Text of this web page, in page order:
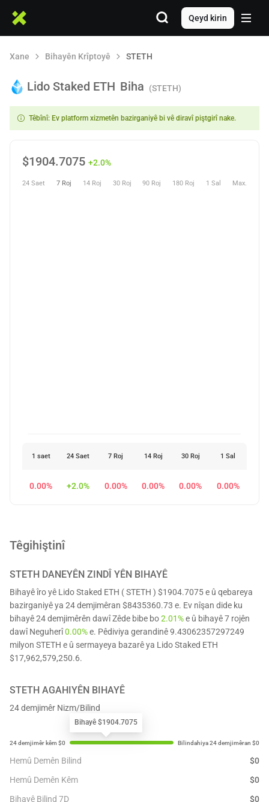
Qeyd kirin
Xane Bihayên Krîptoyê STETH
Lido Staked ETH Biha (STETH)
Têbînî: Ev platform xizmetên bazirganiyê bi vê diravî piştgirî nake.
$1904.7075 +2.0%
24 Saet 7 Roj 14 Roj 30 Roj 90 Roj 180 Roj 1 Sal Max.
1 saet 24 Saet 7 Roj 14 Roj 30 Roj 1 Sal
0.00% +2.0% 0.00% 0.00% 0.00% 0.00%
Têgihiştinî
STETH DANEYÊN ZINDÎ YÊN BIHAYÊ
Bihayê îro yê Lido Staked ETH ( STETH ) $1904.7075 e û qebareya
bazirganiyê ya 24 demjimêran $8435360.73 e. Ev nîşan dide ku
bihayê 24 demjimêrên dawî Zêde bibe bo2.01%e û bihayê 7 rojên
dawî Neguherî0.00%e. Pêdiviya gerandinê 9.43062357297249
milyon STETH e û sermayeya bazarê ya Lido Staked ETH
$17,962,579,250.6.
STETH AGAHIYÊN BIHAYÊ
24 demjimêr Nizm/Bilind
Bihayê $1904.7075
Hemû Demên Bilind $0
Hemû Demên Kêm
$0
Bihayê Bilind 7D
$0